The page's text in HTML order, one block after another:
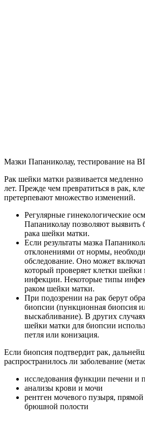
Мазки Папаниколау, тестирование на
Рак шейки матки развивается
лет. Прежде чем превратиться в рак,
претерпевают множество изменений.
Регулярные гинекологические
Папаниколау позволяют выявить
рака шейки матки.
Если результаты мазка
отклонениями от нормы,
обследование. Оно может
который проверяет клетки шейки
инфекции. Некоторые типы
раком шейки матки.
При подозрении на рак берут
биопсии (пункционная биопсия
выскабливание). В других
шейки матки для биопсии
петля или конизация.
Если биопсия подтвердит рак,
распространилось ли заболевание
исследования функции печени и
анализы крови и мочи
рентген мочевого пузыря,
брюшной полости